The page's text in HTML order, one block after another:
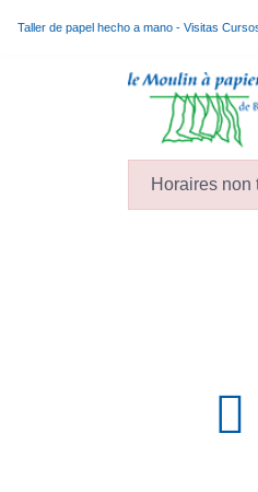
Taller de papel hecho a mano - Visitas
Horaires non